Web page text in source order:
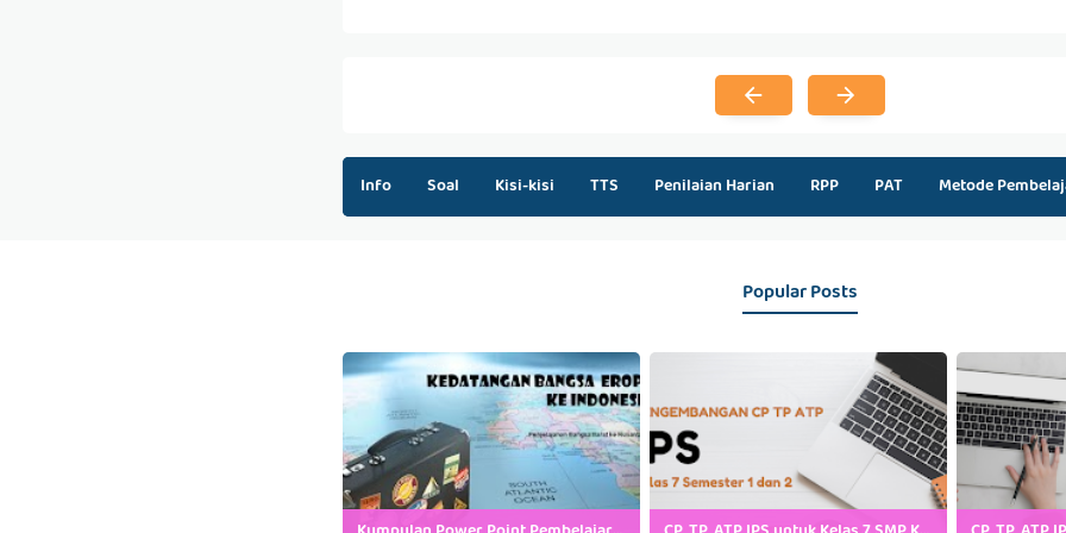
Info Soal Kisi-kisi TTS Penilaian Harian RPP PAT Metode
Popular Posts